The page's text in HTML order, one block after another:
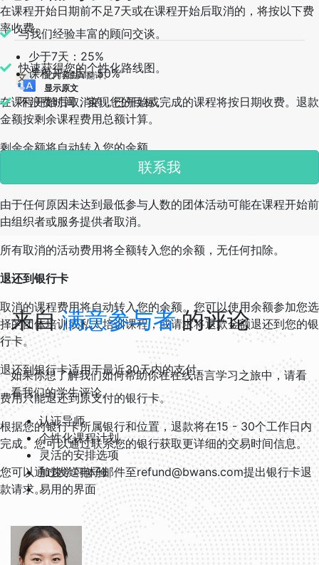
此内容由AI翻译。
显示原文
在课程开始日期前不足7天或在课程开始后取消的，将按以下费
率收费。
少于7天：25%
课程开始后：50%
在课程开始后取消的，已开始或完成的课程将按日期收费。退款
金额按剩余课程费用总额计算。
剩余金额将自动转入您的余额。
由于任何原因未达到最低参与人数的团体活动可能在课程开始前
由组织者或服务提供者取消。
所有取消的活动费用将全额转入您的余额，无任何扣除。
退还到银行卡
取消的课程费用将自动转入您的余额。您可以使用余额参加您选
择的团体培训或私人培训课程，或请求将退款金额退还到您的银
行卡。
退还到银行卡适用于最近30天内的支付。
费用只能退还到原支付的银行卡。
根据您的银行卡所属银行和位置，退款将在15 - 30个工作日内
完成。您可以通过联系您的银行获取更详细的交易时间信息。
您可以通过发送电子邮件至refund@bwans.com提出银行卡退
款请求。
与我们经验丰富的顾问交谈。
快速获得您的个性化路线图。
不浪费时间，实现您的目标。
联系我
来自满意参与者的评论
如果你想了解我们如何帮助你在在线语言学习之旅中，请看
看我们的学生评论。
认证导师
个性化课程计划
灵活的安排选项
加速学习体验
易用的界面